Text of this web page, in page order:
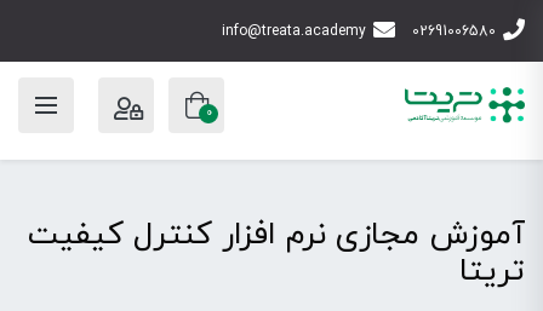
02691006580
info@treata.academy
0
آموزش مجازی نرم افزار کنترل کیفیت
تریتا